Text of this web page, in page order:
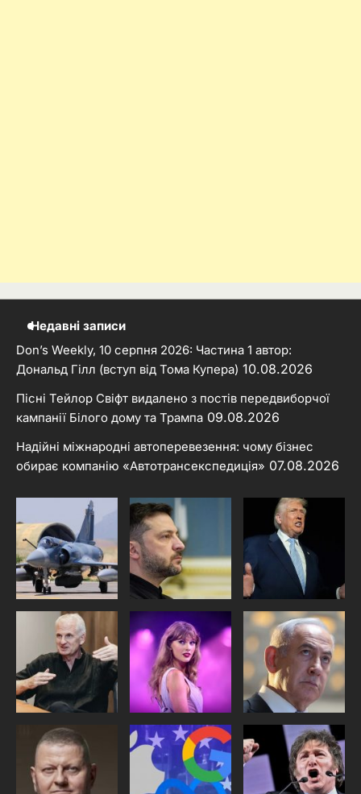
Недавні записи
Don’s Weekly, 10 серпня 2026: Частина 1 автор:
Дональд Гілл (вступ від Тома Купера) 10.08.2026
Пісні Тейлор Свіфт видалено з постів передвиборчої
кампанії Білого дому та Трампа 09.08.2026
Надійні міжнародні автоперевезення: чому бізнес
обирає компанію «Автотрансекспедиція» 07.08.2026